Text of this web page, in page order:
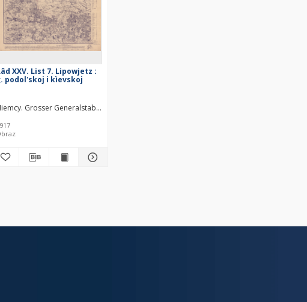
zavedenìâ. Autor materiału źródłowego
XXV. List 7. Lipowjetz :
podolʹskoj i kìevskoj
Grosser Generalstab. Kartographische Abteilung. Redaktor